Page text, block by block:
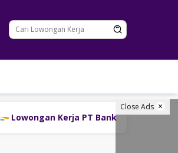
Close Ads
PT Bank Danamon Indonesia Tbk